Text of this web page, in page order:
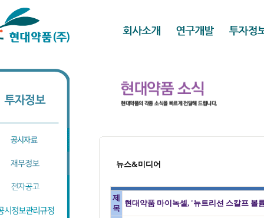
뉴스&미디어
제
목
현대약품 마이녹셀, '뉴트리션 스칼프 볼